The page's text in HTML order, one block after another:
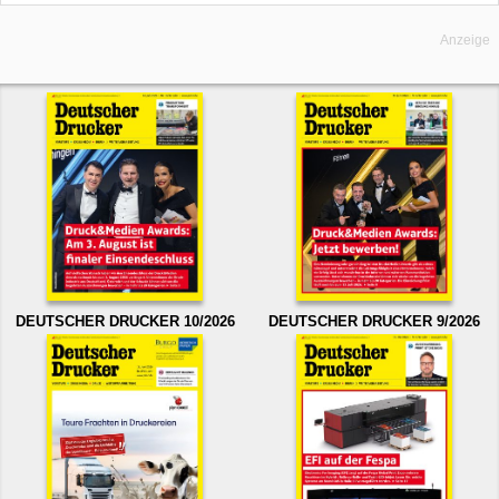
Anzeige
DEUTSCHER DRUCKER 10/2026 DEUTSCHER DRUCKER 9/2026